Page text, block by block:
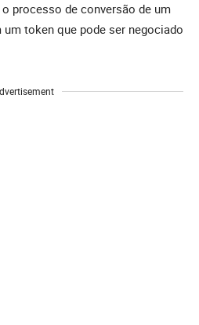
processo de conversão de um
token que pode ser negociado